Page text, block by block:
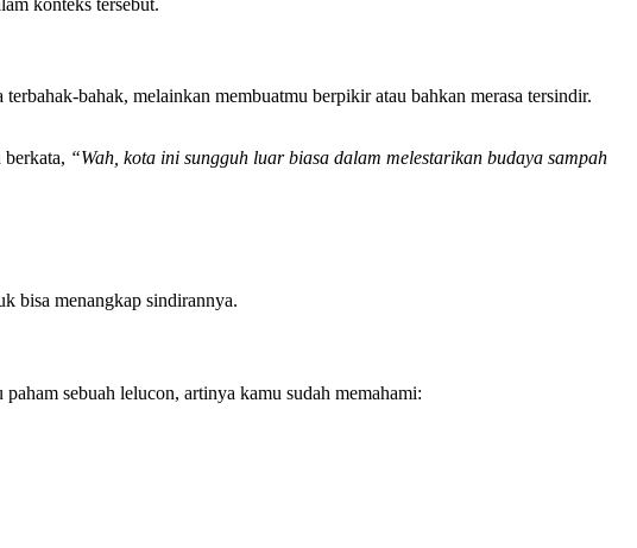
bahak, melainkan membuatmu berpikir atau bahkan merasa tersindir.
“Wah, kota ini sungguh luar biasa dalam melestarikan budaya sampah
bisa menangkap sindirannya.
sebuah lelucon, artinya kamu sudah memahami: